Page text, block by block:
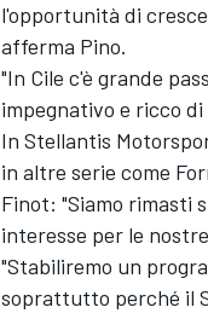
l'opportunità di
afferma Pino.
"In Cile c'è grande
impegnativo e ricco
In Stellantis
in altre serie come
Finot: "Siamo rimasti
interesse per le
"Stabiliremo un
soprattutto perché il